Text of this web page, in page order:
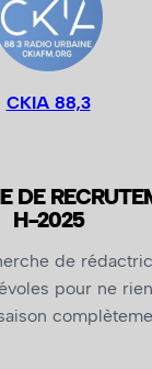
CKIA 88,3
DE
H-2025
de
pour ne rien